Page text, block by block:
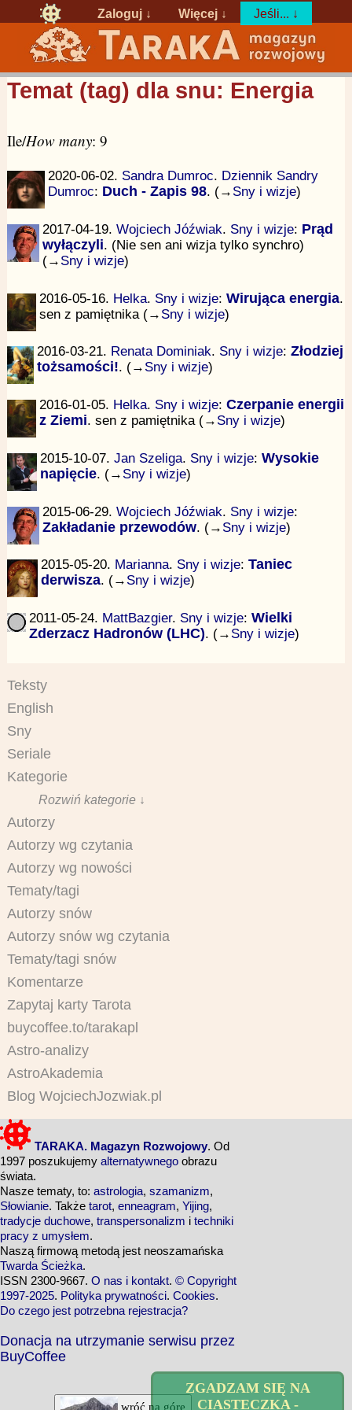
ZGADZAM SIĘ NA
CIASTECZKA -
Zaloguj ↓ Więcej ↓ Jeśli... ↓
Temat (tag) dla snu: Energia
Ile/How many: 9
2020-06-02. Sandra Dumroc. Dziennik Sandry
Dumroc: Duch - Zapis 98. (→ Sny i wizje)
2017-04-19. Wojciech Jóźwiak. Sny i wizje: Prąd
wyłączyli. (Nie sen ani wizja tylko synchro)
(→ Sny i wizje)
2016-05-16. Helka. Sny i wizje:Wirująca energia.
sen z pamiętnika (→ Sny i wizje)
2016-03-21. Renata Dominiak. Sny i wizje: Złodziej
tożsamości!. (→ Sny i wizje)
2016-01-05. Helka. Sny i wizje:Czerpanie energii
z Ziemi. sen z pamiętnika (→ Sny i wizje)
2015-10-07.Jan Szeliga. Sny i wizje:Wysokie
napięcie. (→ Sny i wizje)
2015-06-29. Wojciech Jóźwiak. Sny i wizje:
Zakładanie przewodów. (→ Sny i wizje)
2015-05-20. Marianna. Sny i wizje:Taniec
derwisza. (→ Sny i wizje)
2011-05-24. MattBazgier. Sny i wizje: Wielki
Zderzacz Hadronów (LHC). (→ Sny i wizje)
Teksty
English
Sny
Seriale
Kategorie
Rozwiń kategorie ↓
Autorzy
Autorzy wg czytania
Autorzy wg nowości
Tematy/tagi
Autorzy snów
Autorzy snów wg czytania
Tematy/tagi snów
Komentarze
Zapytaj karty Tarota
buycoffee.to/tarakapl
Astro-analizy
AstroAkademia
Blog WojciechJozwiak.pl
TARAKA. Magazyn Rozwojowy. Od
1997 poszukujemy alternatywnego obrazu
świata.
Nasze tematy, to: astrologia, szamanizm,
Słowianie. Także tarot, enneagram, Yijing,
tradycje duchowe, transpersonalizm i techniki
pracy z umysłem.
Naszą firmową metodą jest neoszamańska
Twarda Ścieżka.
ISSN 2300-9667. O nas i kontakt. © Copyright
1997-2025. Polityka prywatności. Cookies.
Do czego jest potrzebna rejestracja?
Donacja na utrzymanie serwisu przez
BuyCoffee
wróć na górę